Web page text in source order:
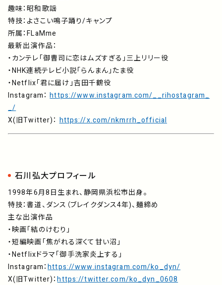
趣味：昭和歌謡
特技：よさこい鳴子踊り/キャンプ
所属：FLaMme
最新出演作品：
・カンテレ「御曹司に恋はムズすぎる」三上リリー役
・NHK連続テレビ小説「らんまん」たま役
・Netflix「君に届け」吉田千鶴役
Instagram：https://www.instagram.com/__rihostagram_
_/
X(旧Twitter)： https://x.com/nkmrrh_official
石川弘大プロフィール
1998年6月8日生まれ、静岡県浜松市出身。
特技：書道、ダンス（ブレイクダンス4年)、麺締め
主な出演作品
・映画「結のけむり」
・短編映画「焦がれる深くて甘い沼」
・Netflixドラマ「御手洗家炎上する」
Instagram：https://www.instagram.com/ko_dyn/
X(旧Twitter)：https://twitter.com/ko_dyn_0608